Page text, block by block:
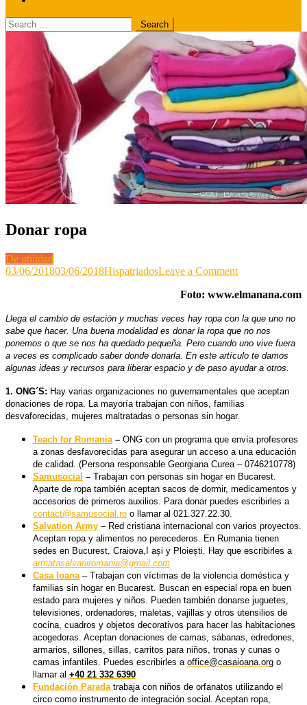
Search
for:
Donar ropa
De utilidad
03/06/201803/06/2018HispatriadosLeave a Commenton
ropa
Foto: www.elmanana.com
Llega el cambio de estación y muchas veces hay ropa con la que uno no
sabe que hacer. Una buena modalidad es donar la ropa que no nos
ponemos o que se nos ha quedado pequeña. Pero cuando uno vive fuera
a veces es complicado saber donde donarla. En este artículo te damos
algunas ideas y recursos para liberar espacio y de paso ayudar a otros.
1. ONG´S: Hay varias organizaciones no guvernamentales que aceptan
donaciones de ropa. La mayoría trabajan con niños, familias
desvaforecidas, mujeres maltratadas o personas sin hogar.
Teach for Romania – ONG con un programa que envía profesores
a zonas desfavorecidas para asegurar un acceso a una educación
de calidad. (Persona responsable Georgiana Curea – 0746210778)
Samusocial – Trabajan con personas sin hogar en Bucarest
Aparte de ropa también aceptan sacos de dormir, medicamentos y
accesorios de primeros auxilios. Para donar puedes escribirles a
contact@samusocial.ro o llamar al 021.327.22.30.
Salvation Army – Red cristiana internacional con varios proyectos.
Aceptan ropa y alimentos no perecederos. En Rumania tienen
sedes en Bucurest, Craiova,I ași y Ploiești. Hay que escribirles a
armatasalvariiromania@gmail.com
Casa Ioana – Trabajan con víctimas de la violencia doméstica y
familias sin hogar en Bucarest. Buscan en especial ropa en buen
estado para mujeres y niños. Pueden también donarse juguetes,
televisiones, ordenadores, maletas, vajillas y otros utensilios de
cocina, cuadros y objetos decorativos para hacer las habitaciones
acogedoras. Aceptan donaciones de camas, sábanas, edredones,
armarios, sillones, sillas, carritos para niños, tronas y cunas o
camas infantiles.
Puedes escribirles a office@casaioana.org o
llamar al +40 21 332 6390
Fundación Parada trabaja con niños de orfanatos utilizando el
circo como instrumento de integración social. Aceptan ropa,